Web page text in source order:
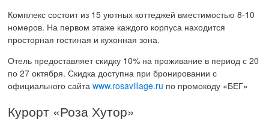
Комплекс состоит из 15 уютных коттеджей вместимостью 8-10
номеров. На первом этаже каждого корпуса находится
просторная гостиная и кухонная зона.
Отель предоставляет скидку 10% на проживание в период с 20
по 27 октября. Скидка доступна при бронировании с
официального сайтаwww.rosavillage.ru по промокоду «БЕГ»
Курорт «Роза Хутор»